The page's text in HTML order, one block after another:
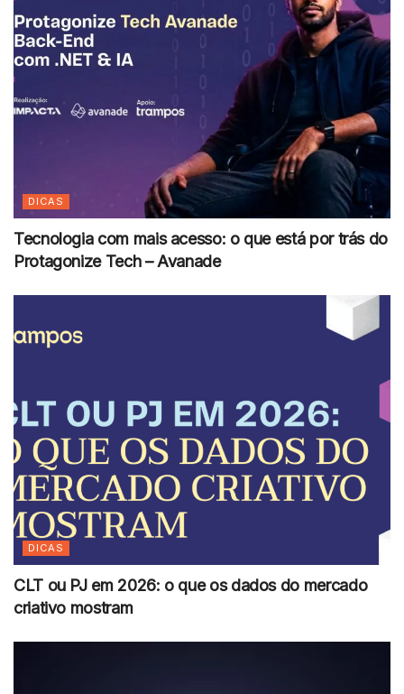
DICAS
Tecnologia com mais acesso: o que está por trás do
Protagonize Tech – Avanade
DICAS
CLT ou PJ em 2026: o que os dados do mercado
criativo mostram